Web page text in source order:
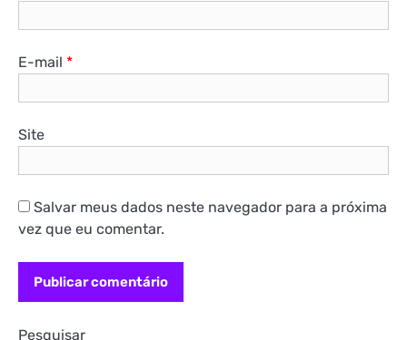
E-mail *
Site
Salvar meus dados neste navegador para a próxima
vez que eu comentar.
Pesquisar